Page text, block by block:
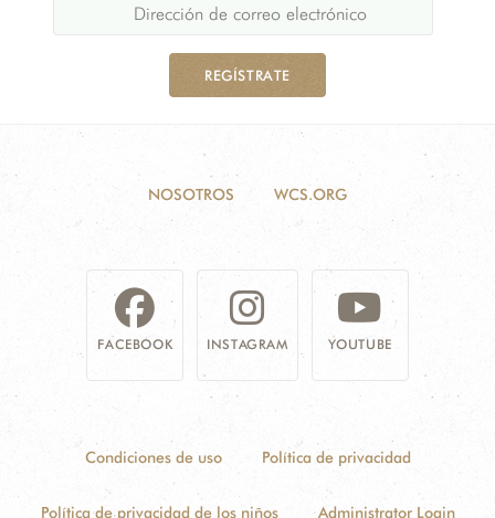
REGÍSTRATE
NOSOTROS WCS.ORG
FACEBOOK INSTAGRAM YOUTUBE
Condiciones de uso Política de privacidad
Política de privacidad de los niños Administrator Login